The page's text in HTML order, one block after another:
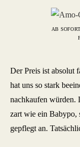
AB
Der Preis ist absolut
hat uns so stark
nachkaufen würden.
zart wie ein Babypo,
gepflegt an.